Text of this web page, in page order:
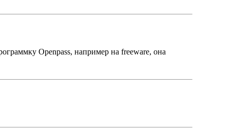
Openpass, например на freeware, она